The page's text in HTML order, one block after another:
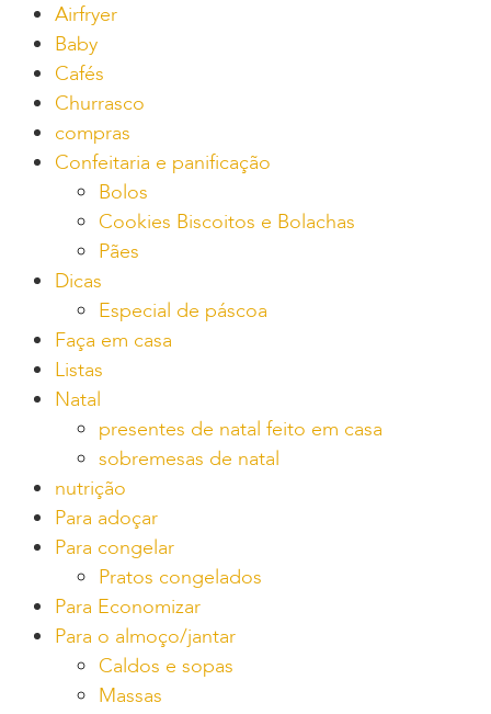
Airfryer
Baby
Cafés
Churrasco
compras
Confeitaria e panificação
Bolos
Cookies Biscoitos e Bolachas
Pães
Dicas
Especial de páscoa
Faça em casa
Listas
Natal
presentes de natal feito em casa
sobremesas de natal
nutrição
Para adoçar
Para congelar
Pratos congelados
Para Economizar
Para o almoço/jantar
Caldos e sopas
Massas